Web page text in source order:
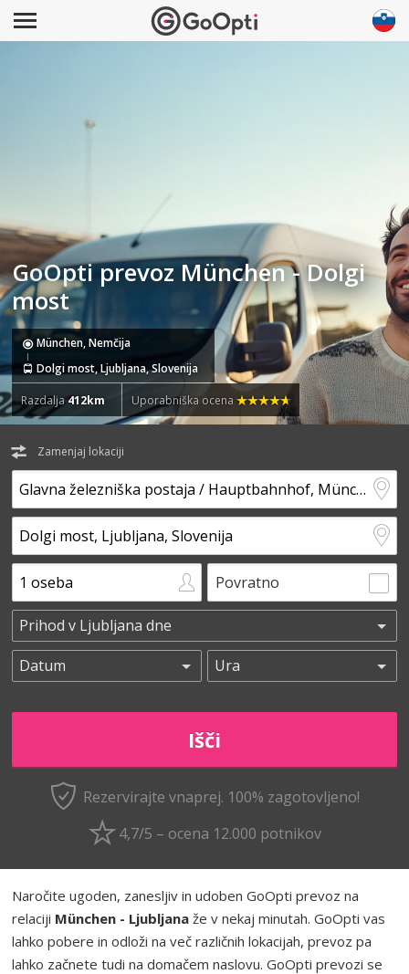
GoOpti prevoz München - Dolgi
most
München, Nemčija
Dolgi most, Ljubljana, Slovenija
Razdalja412km Uporabniška ocena
Zamenjaj lokaciji
Povratno
Rezervirajte vnaprej. 100% zagotovljeno!
4,7/5 – ocena 12.000 potnikov
Naročite ugoden, zanesljiv in udoben GoOpti prevoz na
relaciji München - Ljubljana že v nekaj minutah. GoOpti vas
lahko pobere in odloži na več različnih lokacijah, prevoz pa
lahko začnete tudi na domačem naslovu. GoOpti prevozi se